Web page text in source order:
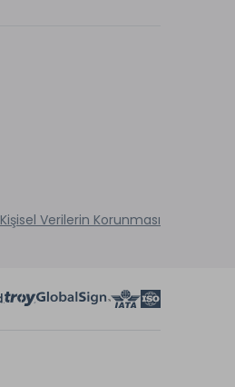
Kişisel Verilerin Korunması